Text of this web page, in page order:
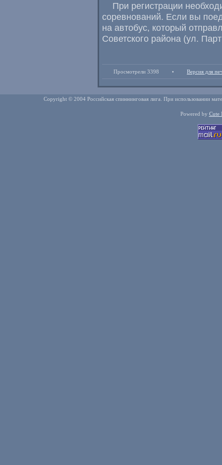
При регистрации
соревнований. Если вы
на автобус, который
Советского района (ул.
Просмотрели 3398 • Версия для
Copyright © 2004 Российская спиннинговая лига. При использовании
Powered by Cute